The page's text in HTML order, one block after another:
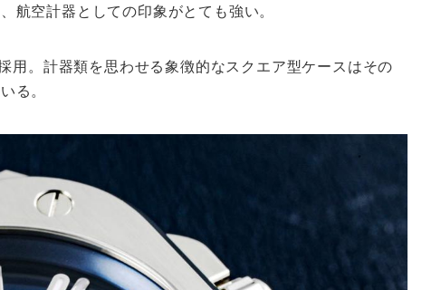
航空計器としての印象がとても強い。
。計器類を思わせる象徴的なスクエア型ケースはその
る。